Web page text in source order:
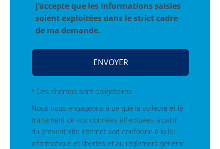
j’accepte que les informations saisies
soient exploitées dans le strict cadre
de ma demande.
* Ces champs sont obligatoires
Nous nous engageons à ce que la collecte et le
traitement de vos données effectuées à partir
du présent site internet soit conforme à la loi
informatique et libertés et au règlement général